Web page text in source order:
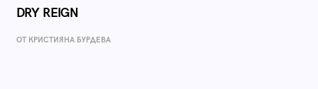
DRY REIGN
ОТ КРИСТИЯНА БУРДЕВА